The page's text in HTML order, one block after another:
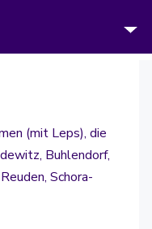
(mit Leps), die
Buhlendorf,
Schora-